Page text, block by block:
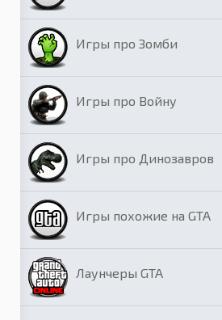
Игры про Зомби
Игры про Войну
Игры про Динозавров
Игры похожие на GTA
Лаунчеры GTA